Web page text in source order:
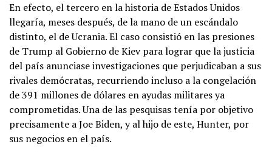
En efecto, el tercero en la historia de Estados Unidos
llegaría, meses después, de la mano de un escándalo
distinto, el de Ucrania. El caso consistió en las presiones
de Trump al Gobierno de Kiev para lograr que la justicia
del país anunciase investigaciones que perjudicaban a sus
rivales demócratas, recurriendo incluso a la congelación
de 391 millones de dólares en ayudas militares ya
comprometidas. Una de las pesquisas tenía por objetivo
precisamente a Joe Biden, y al hijo de este, Hunter, por
sus negocios en el país.